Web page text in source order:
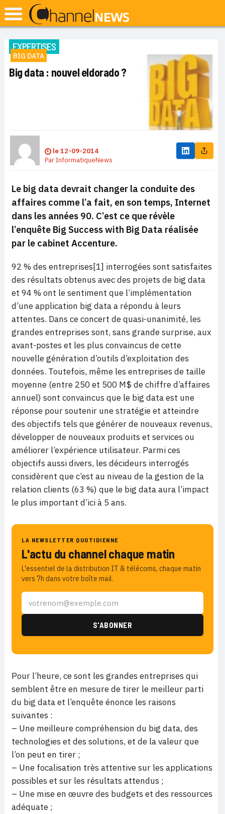
EXPERTISES
BIG DATA
Big data : nouvel eldorado ?
le12-09-2014
ParInformatiqueNews
Le big data devrait changer la conduite des
affaires comme l’a fait, en son temps, Internet
dans les années 90. C’est ce que révèle
l’enquête Big Success with Big Data réalisée
par le cabinet Accenture.
92 % des entreprises[1] interrogées sont satisfaites
des résultats obtenus avec des projets de big data
et 94 % ont le sentiment que l’implémentation
d’une application big data a répondu à leurs
attentes. Dans ce concert de quasi-unanimité, les
grandes entreprises sont, sans grande surprise, aux
avant-postes et les plus convaincus de cette
nouvelle génération d’outils d’exploitation des
données. Toutefois, même les entreprises de taille
moyenne (entre 250 et 500 M$ de chiffre d’affaires
annuel) sont convaincus que le big data est une
réponse pour soutenir une stratégie et atteindre
des objectifs tels que générer de nouveaux revenus,
développer de nouveaux produits et services ou
améliorer l’expérience utilisateur. Parmi ces
objectifs aussi divers, les décideurs interrogés
considèrent que c’est au niveau de la gestion de la
relation clients (63 %) que le big data aura l’impact
le plus important d’ici à 5 ans.
LA NEWSLETTER QUOTIDIENNE
L'actu du channel chaque matin
L'essentiel de la distribution IT & télécoms, chaque matin
vers 7h dans votre boîte mail.
Pour l’heure, ce sont les grandes entreprises qui
semblent être en mesure de tirer le meilleur parti
du big data et l’enquête énonce les raisons
suivantes :
– Une meilleure compréhension du big data, des
technologies et des solutions, et de la valeur que
l’on peut en tirer ;
– Une focalisation très attentive sur les applications
possibles et sur les résultats attendus ;
– Une mise en œuvre des budgets et des ressources
adéquate ;